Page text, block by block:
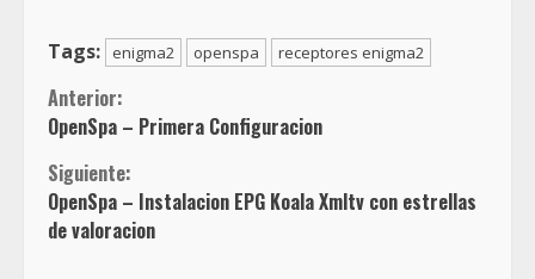
Tags: enigma2 openspa receptores enigma2
Sigue
leyendo
Anterior:
OpenSpa – Primera Configuracion
Siguiente:
OpenSpa – Instalacion EPG Koala Xmltv con estrellas
de valoracion